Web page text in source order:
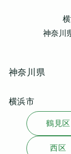
神奈川
神奈川県
横浜市
鶴見区
西区